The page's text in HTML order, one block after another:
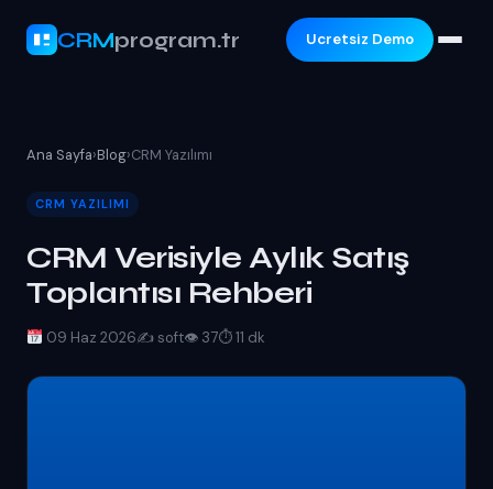
CRMprogram.tr Ucretsiz Demo
Ana Sayfa›Blog›CRM Yazılımı
CRM YAZILIMI
CRM Verisiyle Aylık Satış
Toplantısı Rehberi
09 Haz 2026✍️ soft👁 37⏱ 11 dk